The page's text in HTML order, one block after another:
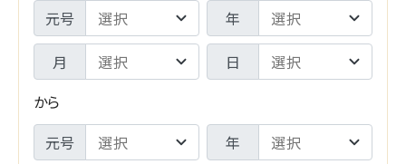
判
年
月
日
期
間
F
R
O
元号
年
月
日
から
期
元号
年